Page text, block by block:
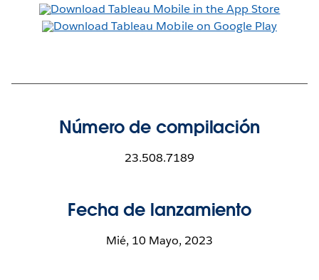
Número de compilación
23.508.7189
Fecha de lanzamiento
Mié, 10 Mayo, 2023